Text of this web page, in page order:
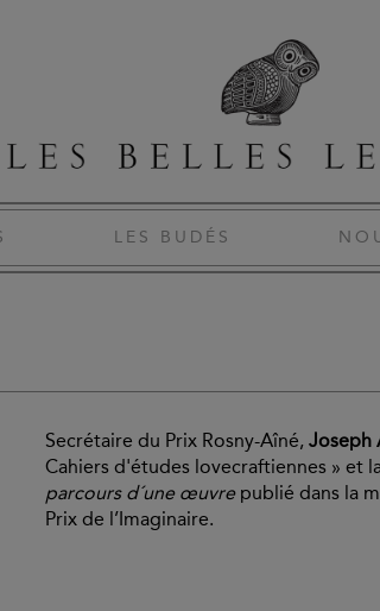
LES BUDÉS
Secrétaire du Prix Rosny-Aîné, Joseph
Cahiers d'études lovecraftiennes » et
parcours d´une œuvrepublié dans la
Prix de l’Imaginaire.